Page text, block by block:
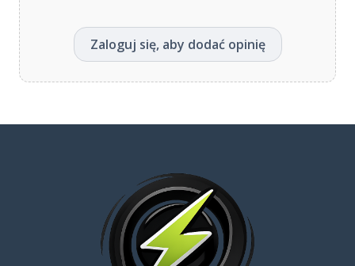
Zaloguj się, aby dodać opinię